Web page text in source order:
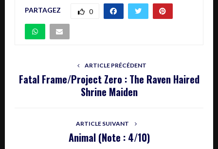
PARTAGEZ 0
ARTICLE PRÉCÉDENT
Fatal Frame/Project Zero : The Raven Haired
Shrine Maiden
ARTICLE SUIVANT
Animal (Note : 4/10)